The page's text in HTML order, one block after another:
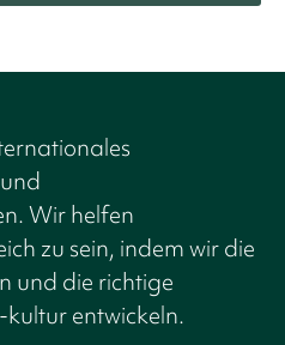
Wir helfen
zu sein, indem wir die
und die richtige
entwickeln.